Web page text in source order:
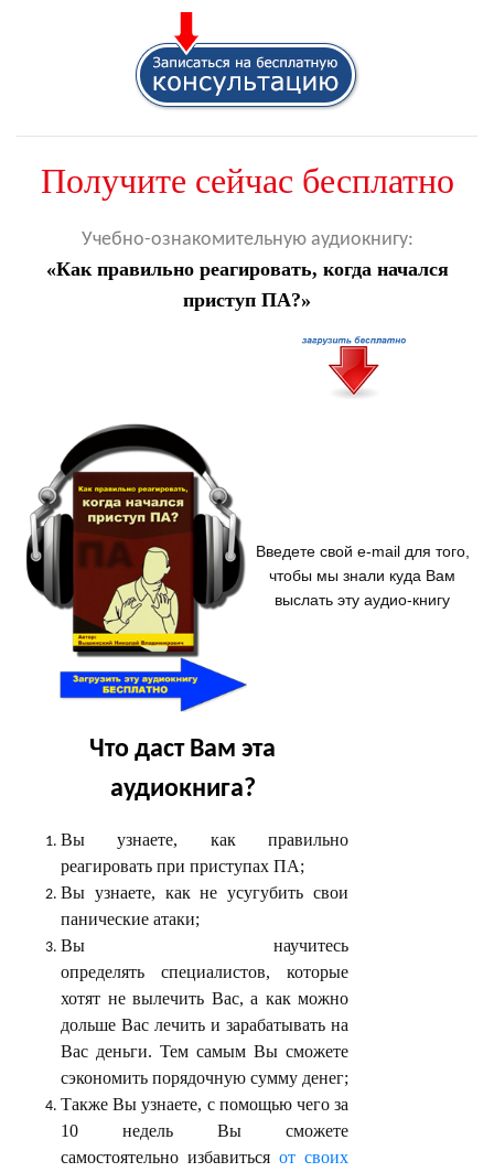
Получите сейчас бесплатно
Учебно-ознакомительную аудиокнигу:
«Как правильно реагировать, когда начался
приступ ПА?»
Введете свой e-mail для того,
чтобы мы знали куда Вам
выслать эту аудио-книгу
Что даст Вам эта
аудиокнига?
Вы узнаете, как правильно
реагировать при приступах ПА;
Вы узнаете, как не усугубить свои
панические атаки;
Вы научитесь
определять специалистов, которые
хотят не вылечить Вас, а как можно
дольше Вас лечить и зарабатывать на
Вас деньги. Тем самым Вы сможете
сэкономить порядочную сумму денег;
Также Вы узнаете, с помощью чего за
10 недель Вы сможете
самостоятельно избавиться от своих